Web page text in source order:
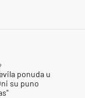
ponuda u
su puno